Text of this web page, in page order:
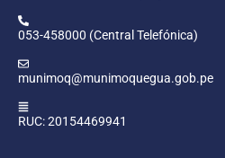
053-458000 (Central Telefónica)
munimoq@munimoquegua.gob.pe
RUC: 20154469941